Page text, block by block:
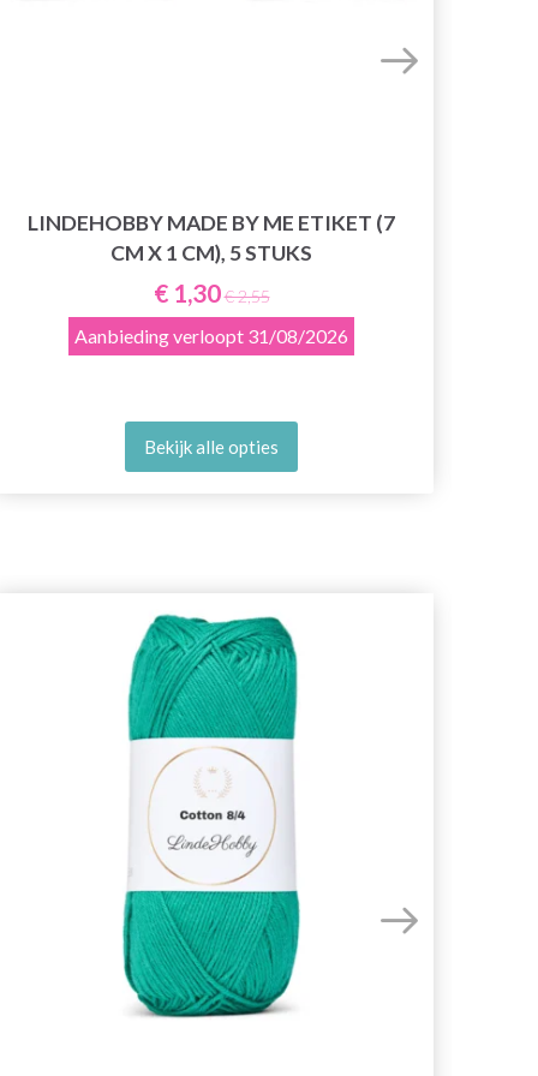
LINDEHOBBY MADE BY ME ETIKET (7
CM X 1 CM), 5 STUKS
€ 1,30€ 2,55
Aanbieding verloopt 31/08/2026
Bekijk alle opties